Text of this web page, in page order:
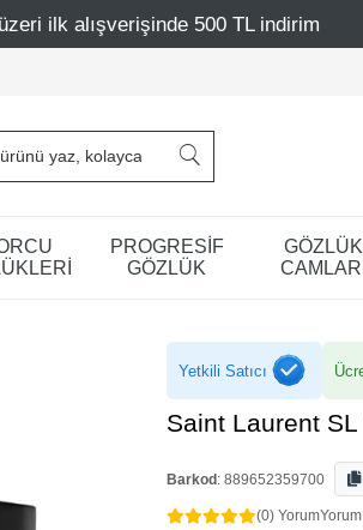
500 TL indirim Mağazalarımız
PROGRESİF
GÖZLÜK
GÖZLÜK
CAMLARI
Yetkili Satıcı
Saint Laurent
Barkod : 889652359700
(0) Yorum